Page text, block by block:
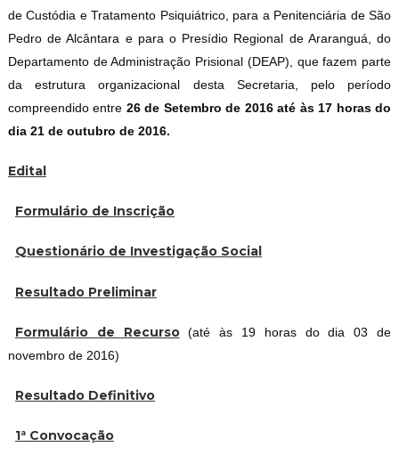
de Custódia e Tratamento Psiquiátrico, para a Penitenciária de São
Pedro de Alcântara e para o Presídio Regional de Araranguá, do
Departamento de Administração Prisional (DEAP), que fazem parte
da estrutura organizacional desta Secretaria, pelo período
compreendido entre 26 de Setembro de 2016 até às 17 horas do
dia 21 de outubro de 2016.
Edital
Formulário de Inscrição
Questionário de Investigação Social
Resultado Preliminar
Formulário de Recurso(até às 19 horas do dia 03 de
novembro de 2016)
Resultado Definitivo
1ª Convocação